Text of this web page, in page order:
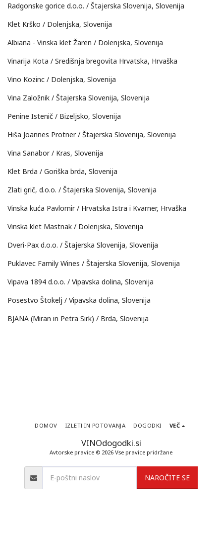
Radgonske gorice d.o.o. / Štajerska Slovenija, Slovenija
Klet Krško / Dolenjska, Slovenija
Albiana - Vinska klet Žaren / Dolenjska, Slovenija
Vinarija Kota / Središnja bregovita Hrvatska, Hrvaška
Vino Kozinc / Dolenjska, Slovenija
Vina Založnik / Štajerska Slovenija, Slovenija
Penine Istenič / Bizeljsko, Slovenija
Hiša Joannes Protner / Štajerska Slovenija, Slovenija
Vina Sanabor / Kras, Slovenija
Klet Brda / Goriška brda, Slovenija
Zlati grič, d.o.o. / Štajerska Slovenija, Slovenija
Vinska kuća Pavlomir / Hrvatska Istra i Kvarner, Hrvaška
Vinska klet Mastnak / Dolenjska, Slovenija
Dveri-Pax d.o.o. / Štajerska Slovenija, Slovenija
Puklavec Family Wines / Štajerska Slovenija, Slovenija
Vipava 1894 d.o.o. / Vipavska dolina, Slovenija
Posestvo Štokelj / Vipavska dolina, Slovenija
BJANA (Miran in Petra Sirk) / Brda, Slovenija
VINOdogodki.si
Avtorske pravice © 2026 Vse pravice pridržane
DOMOV IZLETI IN POTOVANJA DOGODKI VEČ
NAROČITE SE